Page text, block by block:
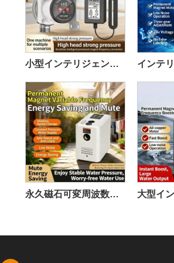
小型インテリジェントブースターポンプ
永久磁石可変周波数ブースターポンプ